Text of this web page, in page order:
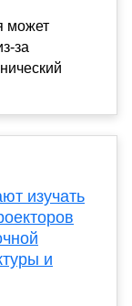
может
за
изучать
и